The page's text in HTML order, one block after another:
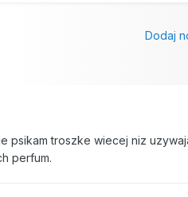
Dodaj
psikam troszke wiecej niz
perfum.